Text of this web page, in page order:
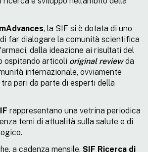
, la SIF si è dotata di uno
far dialogare la comunità scientifica
dalla ideazione ai risultati del
ospitando articoli original reviewda
internazionale, ovviamente
tra pari da parte di esperti della
rappresentano una vetrina periodica
temi di attualità sulla salute e di
a cadenza mensile, SIF Ricerca di